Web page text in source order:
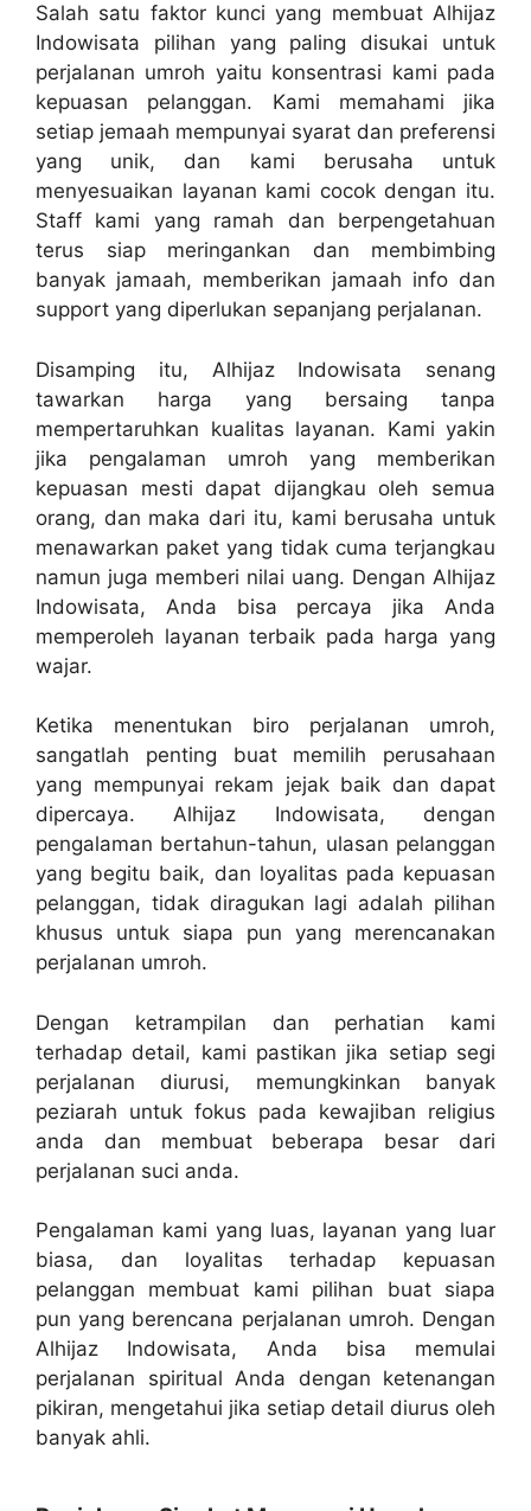
Salah satu faktor kunci yang membuat Alhijaz
Indowisata pilihan yang paling disukai untuk
perjalanan umroh yaitu konsentrasi kami pada
kepuasan pelanggan. Kami memahami jika
setiap jemaah mempunyai syarat dan preferensi
yang unik, dan kami berusaha untuk
menyesuaikan layanan kami cocok dengan itu.
Staff kami yang ramah dan berpengetahuan
terus siap meringankan dan membimbing
banyak jamaah, memberikan jamaah info dan
support yang diperlukan sepanjang perjalanan.
Disamping itu, Alhijaz Indowisata senang
tawarkan harga yang bersaing tanpa
mempertaruhkan kualitas layanan. Kami yakin
jika pengalaman umroh yang memberikan
kepuasan mesti dapat dijangkau oleh semua
orang, dan maka dari itu, kami berusaha untuk
menawarkan paket yang tidak cuma terjangkau
namun juga memberi nilai uang. Dengan Alhijaz
Indowisata, Anda bisa percaya jika Anda
memperoleh layanan terbaik pada harga yang
wajar.
Ketika menentukan biro perjalanan umroh,
sangatlah penting buat memilih perusahaan
yang mempunyai rekam jejak baik dan dapat
dipercaya. Alhijaz Indowisata, dengan
pengalaman bertahun-tahun, ulasan pelanggan
yang begitu baik, dan loyalitas pada kepuasan
pelanggan, tidak diragukan lagi adalah pilihan
khusus untuk siapa pun yang merencanakan
perjalanan umroh.
Dengan ketrampilan dan perhatian kami
terhadap detail, kami pastikan jika setiap segi
perjalanan diurusi, memungkinkan banyak
peziarah untuk fokus pada kewajiban religius
anda dan membuat beberapa besar dari
perjalanan suci anda.
Pengalaman kami yang luas, layanan yang luar
biasa, dan loyalitas terhadap kepuasan
pelanggan membuat kami pilihan buat siapa
pun yang berencana perjalanan umroh. Dengan
Alhijaz Indowisata, Anda bisa memulai
perjalanan spiritual Anda dengan ketenangan
pikiran, mengetahui jika setiap detail diurus oleh
banyak ahli.